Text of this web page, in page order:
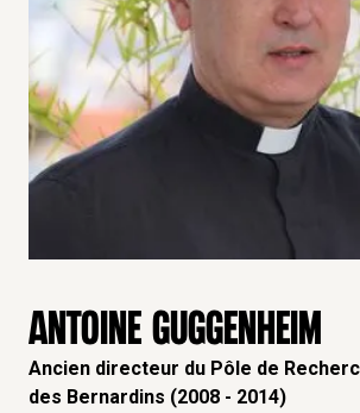
ANTOINE GUGGENHEIM
Ancien directeur du Pôle de
des Bernardins (2008 - 2014)